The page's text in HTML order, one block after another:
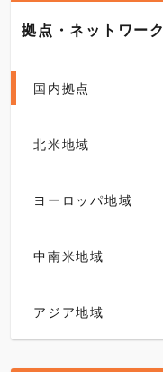
拠点・ネットワーク
国内拠点
北米地域
ヨーロッパ地域
中南米地域
アジア地域